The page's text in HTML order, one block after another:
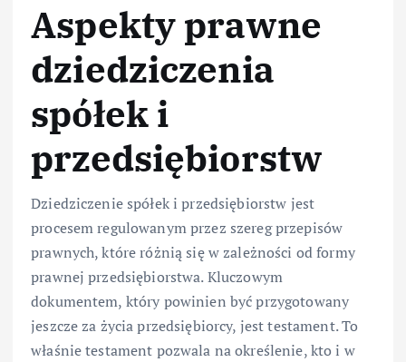
Aspekty prawne
dziedziczenia
spółek i
przedsiębiorstw
Dziedziczenie spółek i przedsiębiorstw jest
procesem regulowanym przez szereg przepisów
prawnych, które różnią się w zależności od formy
prawnej przedsiębiorstwa. Kluczowym
dokumentem, który powinien być przygotowany
jeszcze za życia przedsiębiorcy, jest testament. To
właśnie testament pozwala na określenie, kto i w